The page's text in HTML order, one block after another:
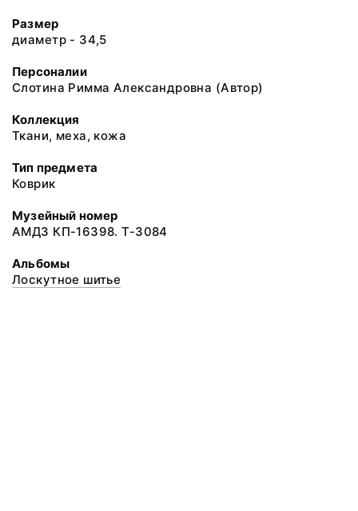
Размер
диаметр - 34,5
Персоналии
Слотина Римма Александровна (Автор)
Коллекция
Ткани, меха, кожа
Тип предмета
Коврик
Музейный номер
АМДЗ КП-16398. Т-3084
Альбомы
Лоскутное шитье